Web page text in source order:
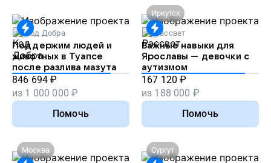
Код Добра
Поддержим людей и
животных в Туапсе
после разлива мазута
846 694 ₽
из 1 000 000 ₽
Помочь
Иркутск
Рассвет
Важные навыки для
Ярославы — девочки с
аутизмом
167 120 ₽
из 188 000 ₽
Помочь
Москва
Сургут